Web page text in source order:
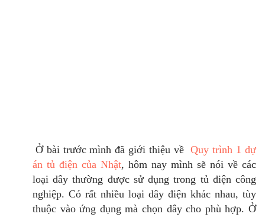
Ở bài trước mình đã giới thiệu vềQuy trình 1 dự
án tủ điện của Nhật, hôm nay mình sẽ nói về các
loại dây thường được sử dụng trong tủ điện công
nghiệp. Có rất nhiều loại dây điện khác nhau, tùy
thuộc vào ứng dụng mà chọn dây cho phù hợp. Ở